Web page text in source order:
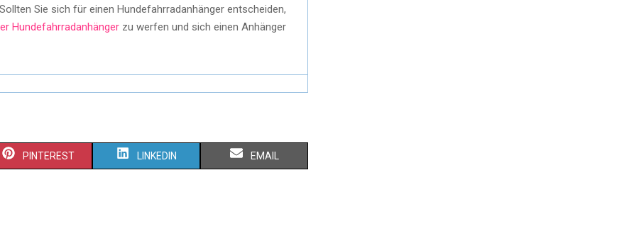
Sie sich für einen Hundefahrradanhänger entscheiden,
Hundefahrradanhänger zu werfen und sich einen Anhänger
PINTEREST LINKEDIN EMAIL